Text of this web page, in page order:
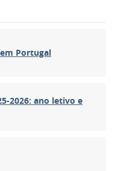
Portugal
2026: ano letivo e